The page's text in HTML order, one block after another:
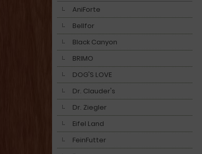
AniForte
Bellfor
Black Canyon
BRIMO
DOG'S LOVE
Dr. Clauder's
Dr. Ziegler
Eifel Land
FeinFutter